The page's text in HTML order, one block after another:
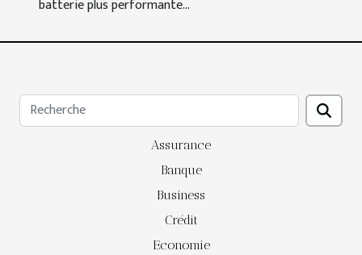
batterie plus performante...
Assurance
Banque
Business
Crédit
Economie